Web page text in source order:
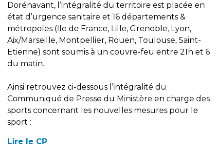
Dorénavant, l’intégralité du territoire est placée en
état d’urgence sanitaire et 16 départements &
métropoles (Ile de France, Lille, Grenoble, Lyon,
Aix/Marseille, Montpellier, Rouen, Toulouse, Saint-
Etienne) sont soumis à un couvre-feu entre 21h et 6
du matin.
Ainsi retrouvez ci-dessous l’intégralité du
Communiqué de Presse du Ministère en charge des
sports concernant les nouvelles mesures pour le
sport :
Lire le CP